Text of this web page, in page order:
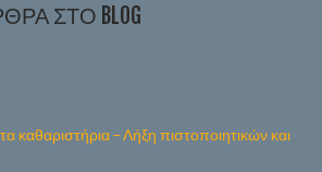
ΣΤΟ BLOG
καθαριστήρια – Λήξη πιστοποιητικών και